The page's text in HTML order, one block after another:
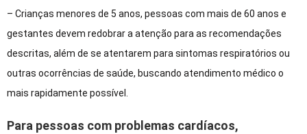
– Crianças menores de 5 anos, pessoas com mais de 60 anos e
gestantes devem redobrar a atenção para as recomendações
descritas, além de se atentarem para sintomas respiratórios ou
outras ocorrências de saúde, buscando atendimento médico o
mais rapidamente possível.
Para pessoas com problemas cardíacos,